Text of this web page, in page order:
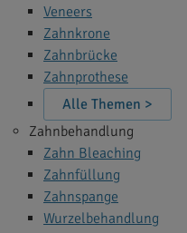
Veneers
Zahnkrone
Zahnbrücke
Zahnprothese
Alle Themen >
Zahnbehandlung
Zahn Bleaching
Zahnfüllung
Zahnspange
Wurzelbehandlung